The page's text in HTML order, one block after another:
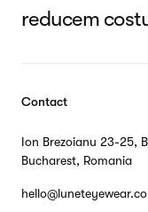
Contact
Ion Brezoianu 23-25,
Bucharest, Romania
reducem